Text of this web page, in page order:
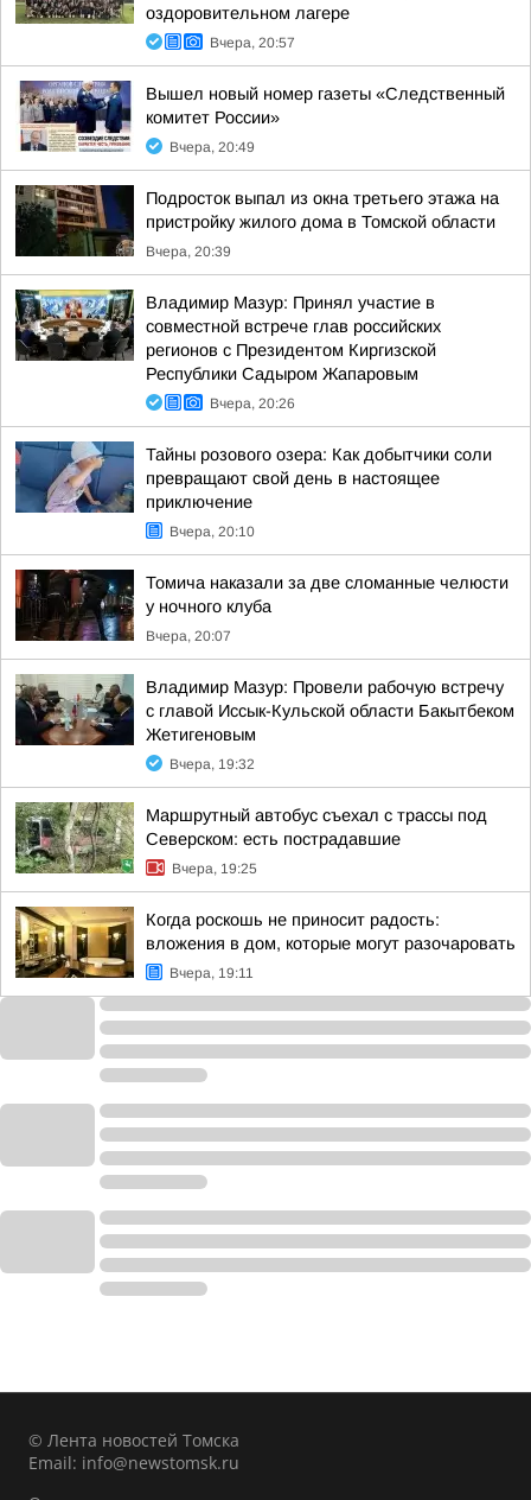
оздоровительном лагере
Вчера, 20:57
Вышел новый номер газеты «Следственный
комитет России»
Вчера, 20:49
Подросток выпал из окна третьего этажа на
пристройку жилого дома в Томской области
Вчера, 20:39
Владимир Мазур: Принял участие в
совместной встрече глав российских
регионов с Президентом Киргизской
Республики Садыром Жапаровым
Вчера, 20:26
Тайны розового озера: Как добытчики соли
превращают свой день в настоящее
приключение
Вчера, 20:10
Томича наказали за две сломанные челюсти
у ночного клуба
Вчера, 20:07
Владимир Мазур: Провели рабочую встречу
с главой Иссык-Кульской области Бакытбеком
Жетигеновым
Вчера, 19:32
Маршрутный автобус съехал с трассы под
Северском: есть пострадавшие
Вчера, 19:25
Когда роскошь не приносит радость:
вложения в дом, которые могут разочаровать
Вчера, 19:11
© Лента новостей Томска
Email: info@newstomsk.ru